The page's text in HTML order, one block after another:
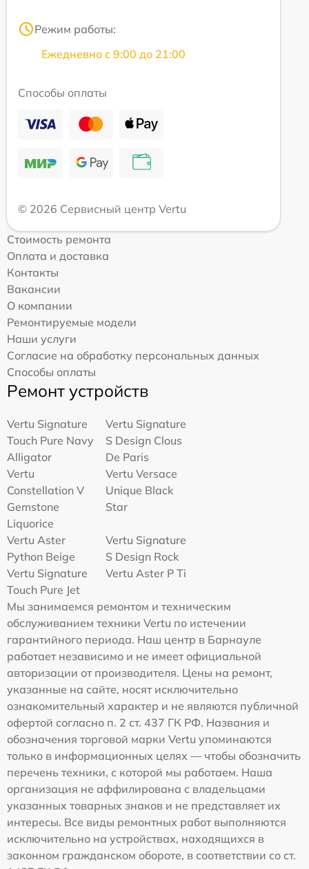
Режим работы:
Ежедневно с 9:00 до 21:00
Способы оплаты
© 2026 Сервисный центр Vertu
Стоимость ремонта
Оплата и доставка
Контакты
Вакансии
О компании
Ремонтируемые модели
Наши услуги
Согласие на обработку персональных данных
Способы оплаты
Ремонт устройств
Vertu Signature
Touch Pure Navy
Alligator
Vertu Signature
S Design Clous
De Paris
Vertu
Constellation V
Gemstone
Liquorice
Vertu Versace
Unique Black
Star
Vertu Aster
Python Beige
Vertu Signature
S Design Rock
Vertu Signature
Touch Pure Jet
Vertu Aster P Ti
Мы занимаемся ремонтом и техническим
обслуживанием техники Vertu по истечении
гарантийного периода. Наш центр в Барнауле
работает независимо и не имеет официальной
авторизации от производителя. Цены на ремонт,
указанные на сайте, носят исключительно
ознакомительный характер и не являются публичной
офертой согласно п. 2 ст. 437 ГК РФ. Названия и
обозначения торговой марки Vertu упоминаются
только в информационных целях — чтобы обозначить
перечень техники, с которой мы работаем. Наша
организация не аффилирована с владельцами
указанных товарных знаков и не представляет их
интересы. Все виды ремонтных работ выполняются
исключительно на устройствах, находящихся в
законном гражданском обороте, в соответствии со ст.